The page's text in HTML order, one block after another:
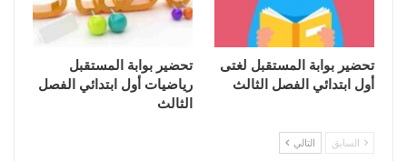
تحضير بوابة المستقبل لغتى
أول ابتدائي الفصل الثالث
تحضير بوابة المستقبل
رياضيات أول ابتدائي الفصل
الثالث
السابق التالي